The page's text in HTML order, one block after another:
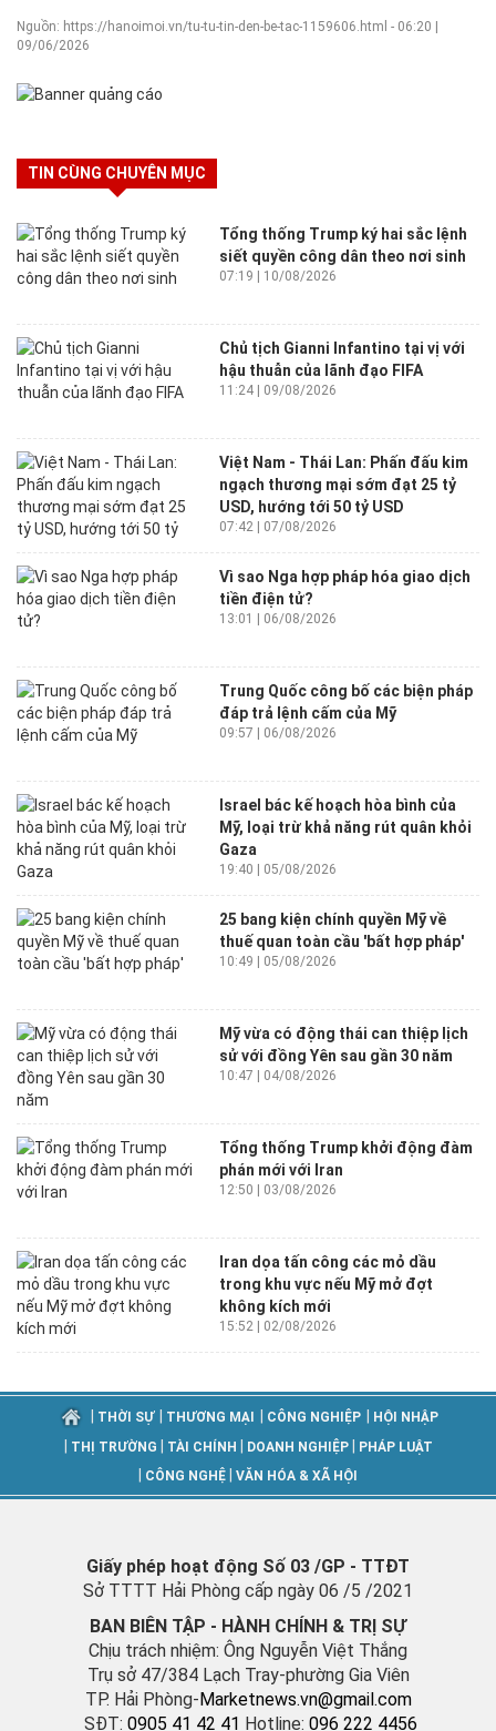
Nguồn: https://hanoimoi.vn/tu-tu-tin-den-be-tac-1159606.html - 06:20 |
09/06/2026
TIN CÙNG CHUYÊN MỤC
Tổng thống Trump ký hai sắc lệnh
siết quyền công dân theo nơi sinh
07:19 | 10/08/2026
Chủ tịch Gianni Infantino tại vị với
hậu thuẫn của lãnh đạo FIFA
11:24 | 09/08/2026
Việt Nam - Thái Lan: Phấn đấu kim
ngạch thương mại sớm đạt 25 tỷ
USD, hướng tới 50 tỷ USD
07:42 | 07/08/2026
Vì sao Nga hợp pháp hóa giao dịch
tiền điện tử?
13:01 | 06/08/2026
Trung Quốc công bố các biện pháp
đáp trả lệnh cấm của Mỹ
09:57 | 06/08/2026
Israel bác kế hoạch hòa bình của
Mỹ, loại trừ khả năng rút quân khỏi
Gaza
19:40 | 05/08/2026
25 bang kiện chính quyền Mỹ về
thuế quan toàn cầu 'bất hợp pháp'
10:49 | 05/08/2026
Mỹ vừa có động thái can thiệp lịch
sử với đồng Yên sau gần 30 năm
10:47 | 04/08/2026
Tổng thống Trump khởi động đàm
phán mới với Iran
12:50 | 03/08/2026
Iran dọa tấn công các mỏ dầu
trong khu vực nếu Mỹ mở đợt
không kích mới
15:52 | 02/08/2026
THỜI SỰ THƯƠNG MẠI CÔNG NGHIỆP HỘI NHẬP
THỊ TRƯỜNG TÀI CHÍNH DOANH NGHIỆP PHÁP LUẬT
CÔNG NGHỆ VĂN HÓA & XÃ HỘI
Giấy phép hoạt động Số 03 /GP - TTĐT
Sở TTTT Hải Phòng cấp ngày 06 /5 /2021
BAN BIÊN TẬP - HÀNH CHÍNH & TRỊ SỰ
Chịu trách nhiệm: Ông Nguyễn Việt Thắng
Trụ sở 47/384 Lạch Tray-phường Gia Viên
TP. Hải Phòng- Marketnews.vn@gmail.com
SĐT: 0905 41 42 41 Hotline: 096 222 4456